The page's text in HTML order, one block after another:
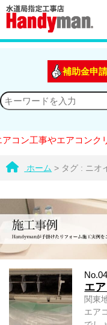
補助金申
工事やエアコンクリー
ホーム > タグ : ニオ
エ
関東
エア